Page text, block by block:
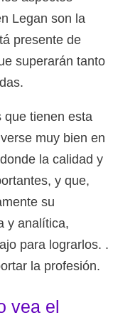
Legan son la
presente de
superarán tanto
que tienen esta
muy bien en
la calidad y
y que,
su
y analítica,
para lograrlos. .
la profesión.
vea el